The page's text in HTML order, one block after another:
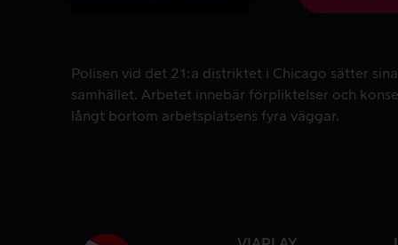
Polisen vid det 21:a distriktet i Chicago sätter
Polisen vid det 21:a distriktet i Chicago sätter
samhället. Arbetet innebär förpliktelser och
långt bortom arbetsplatsens fyra väggar.